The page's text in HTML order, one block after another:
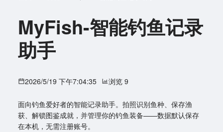
MyFish-智能钓鱼记录
助手
2026/5/19 下午7:04:35 浏览 9
面向钓鱼爱好者的智能记录助手。拍照识别鱼种、保存渔
获、解锁图鉴成就，并管理你的钓鱼装备——数据默认保存
在本机，无需注册账号。